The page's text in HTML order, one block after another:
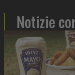
Notizie